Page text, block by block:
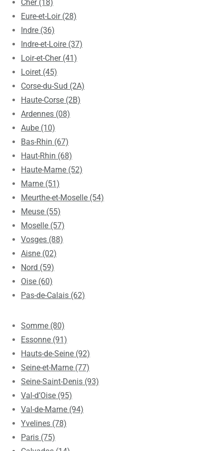
Cher (18)
Eure-et-Loir (28)
Indre (36)
Indre-et-Loire (37)
Loir-et-Cher (41)
Loiret (45)
Corse-du-Sud (2A)
Haute-Corse (2B)
Ardennes (08)
Aube (10)
Bas-Rhin (67)
Haut-Rhin (68)
Haute-Marne (52)
Marne (51)
Meurthe-et-Moselle (54)
Meuse (55)
Moselle (57)
Vosges (88)
Aisne (02)
Nord (59)
Oise (60)
Pas-de-Calais (62)
Somme (80)
Essonne (91)
Hauts-de-Seine (92)
Seine-et-Marne (77)
Seine-Saint-Denis (93)
Val-d’Oise (95)
Val-de-Marne (94)
Yvelines (78)
Paris (75)